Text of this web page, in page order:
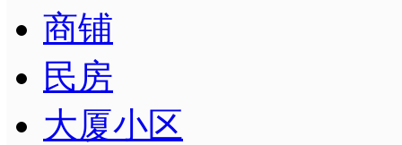
商铺
民房
大厦小区